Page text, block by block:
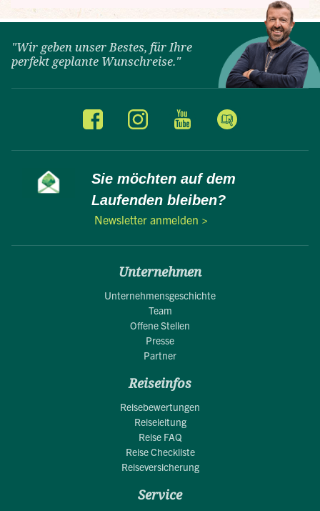
"Wir geben unser Bestes, für Ihre
perfekt geplante Wunschreise."
Sie möchten auf dem
Laufenden bleiben?
Newsletter anmelden >
Unternehmen
Unternehmensgeschichte
Team
Offene Stellen
Presse
Partner
Reiseinfos
Reisebewertungen
Reiseleitung
Reise FAQ
Reise Checkliste
Reiseversicherung
Service